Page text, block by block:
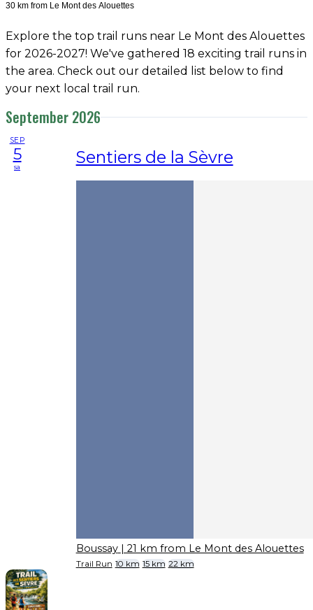
30 km from Le Mont des Alouettes
Explore the top trail runs near Le Mont des Alouettes
for 2026-2027! We've gathered 18 exciting trail runs in
the area. Check out our detailed list below to find
your next local trail run.
September 2026
SEP
5
sa Sentiers de la Sèvre
Boussay | 21 km from Le Mont des Alouettes
Trail Run 10 km 15 km 22 km